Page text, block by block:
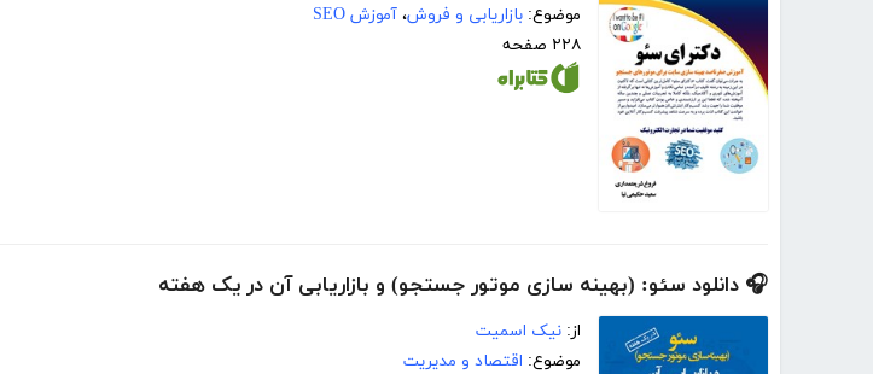
موضوع: بازاریابی و فروش، آموزش SEO
۲۲۸ صفحه
🎧 دانلود سئو: (بهینه سازی موتور جستجو) و بازاریابی آن در یک هفته
از: نیک اسمیت
موضوع: اقتصاد و مدیریت